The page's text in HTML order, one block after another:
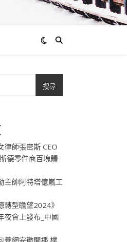
搜尋
律師張密斯 CEO
德零件商百塊體
主帥阿特塔億嵐工
轉型瞻望2024》
夜會上發布_中國
養網安徽開播 樸